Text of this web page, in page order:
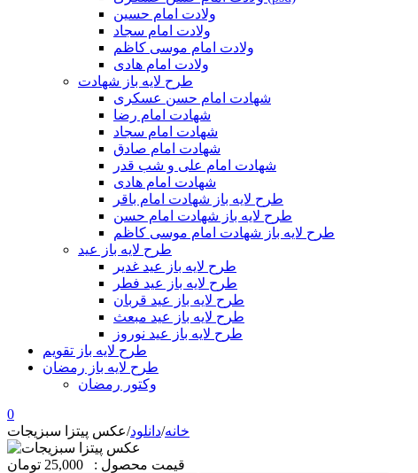
ولادت امام حسین
ولادت امام سجاد
ولادت امام موسی کاظم
ولادت امام هادی
طرح لایه باز شهادت
شهادت امام حسن عسکری
شهادت امام رضا
شهادت امام سجاد
شهادت امام صادق
شهادت امام علی و شب قدر
شهادت امام هادی
طرح لایه باز شهادت امام باقر
طرح لایه باز شهادت امام حسن
طرح لایه باز شهادت امام موسی کاظم
طرح لایه باز عید
طرح لایه باز عید غدیر
طرح لایه باز عید فطر
طرح لایه باز عید قربان
طرح لایه باز عید مبعث
طرح لایه باز عید نوروز
طرح لایه باز تقویم
طرح لایه باز رمضان
وکتور رمضان
0
خانه/دانلود/عکس پیتزا سبزیجات
قیمت محصول : 25,000 تومان